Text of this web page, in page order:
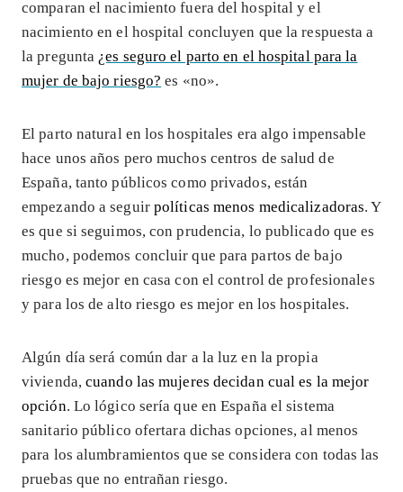
comparan el nacimiento fuera del hospital y el
nacimiento en el hospital concluyen que la respuesta a
la pregunta ¿es seguro el parto en el hospital para la
mujer de bajo riesgo? es «no».
El parto natural en los hospitales era algo impensable
hace unos años pero muchos centros de salud de
España, tanto públicos como privados, están
empezando a seguir políticas menos medicalizadoras. Y
es que si seguimos, con prudencia, lo publicado que es
mucho, podemos concluir que para partos de bajo
riesgo es mejor en casa con el control de profesionales
y para los de alto riesgo es mejor en los hospitales.
Algún día será común dar a la luz en la propia
vivienda,cuando las mujeres decidan cual es la mejor
opción. Lo lógico sería que en España el sistema
sanitario público ofertara dichas opciones, al menos
para los alumbramientos que se considera con todas las
pruebas que no entrañan riesgo.